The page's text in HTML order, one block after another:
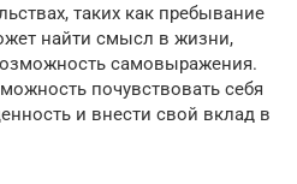
таких как пребывание
найти смысл в жизни,
самовыражения.
почувствовать себя
и внести свой вклад в